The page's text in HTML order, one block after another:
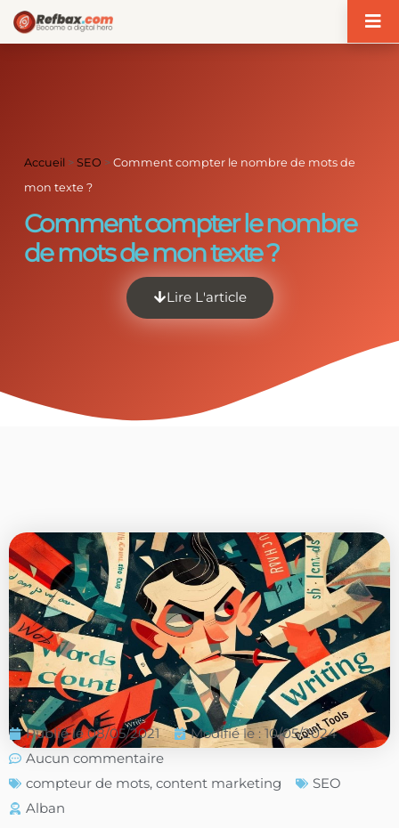
Accueil >SEO >Comment compter le nombre de mots de
mon texte ?
Comment compter le nombre
de mots de mon texte ?
Lire L'article
Publié le 08/05/2021
Modifié le : 10/05/2024
Aucun commentaire
compteur de mots, content marketing
SEO
Alban
Panneau de gestion des cookies